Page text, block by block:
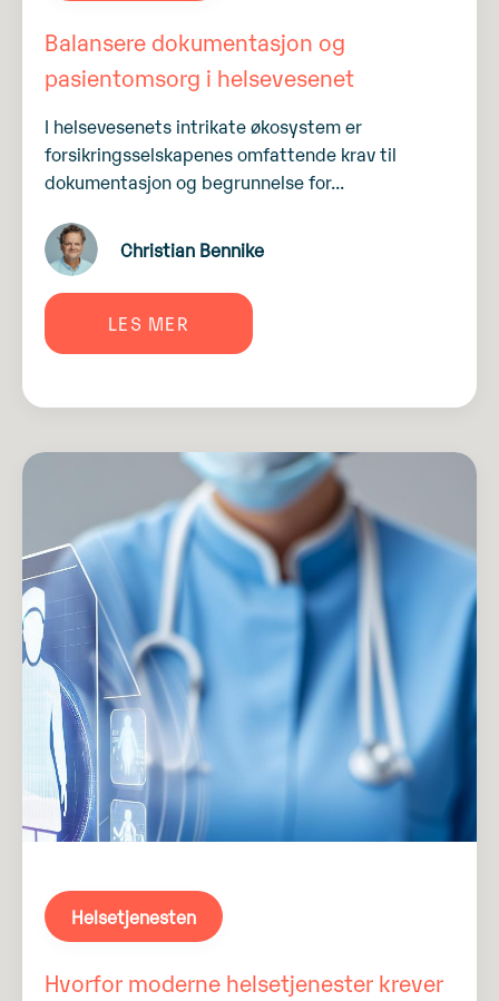
Balansere dokumentasjon og
pasientomsorg i helsevesenet
I helsevesenets intrikate økosystem er
forsikringsselskapenes omfattende krav til
dokumentasjon og begrunnelse for...
Christian Bennike
LES MER
Helsetjenesten
Hvorfor moderne helsetjenester krever